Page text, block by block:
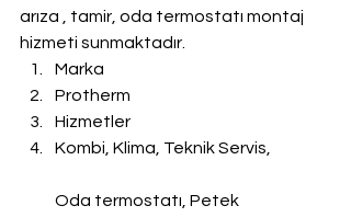
arıza , tamir, oda termostatı montaj
hizmeti sunmaktadır.
Marka
Protherm
Hizmetler
Kombi, Klima, Teknik Servis,
Oda termostatı, Petek